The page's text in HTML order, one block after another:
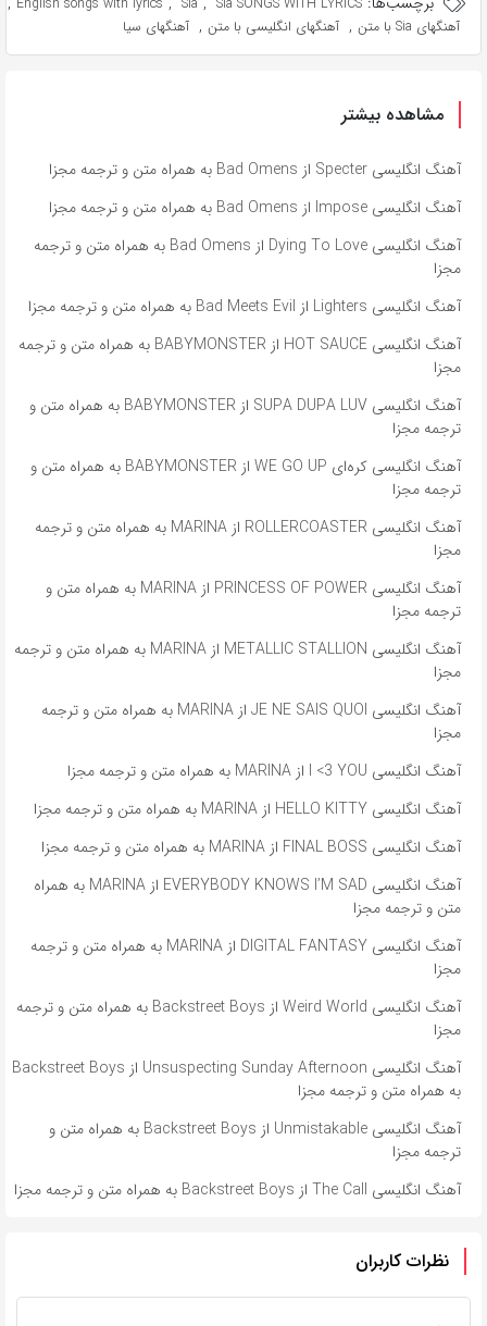
آهنگهای Sia با متن , آهنگهای انگلیسی با متن , آهنگهای سیا
مشاهده بیشتر
آهنگ انگلیسی Specter از Bad Omens به همراه متن و ترجمه مجزا
آهنگ انگلیسی Impose از Bad Omens به همراه متن و ترجمه مجزا
آهنگ انگلیسی Dying To Love از Bad Omens به همراه متن و ترجمه
مجزا
آهنگ انگلیسی Lighters از Bad Meets Evil به همراه متن و ترجمه مجزا
آهنگ انگلیسی HOT SAUCE از BABYMONSTER به همراه متن و ترجمه
مجزا
آهنگ انگلیسی SUPA DUPA LUV از BABYMONSTER به همراه متن و
ترجمه مجزا
آهنگ انگلیسی کره‌ای WE GO UP از BABYMONSTER به همراه متن و
ترجمه مجزا
آهنگ انگلیسی ROLLERCOASTER از MARINA به همراه متن و ترجمه
مجزا
آهنگ انگلیسی PRINCESS OF POWER از MARINA به همراه متن و
ترجمه مجزا
آهنگ انگلیسی METALLIC STALLION از MARINA به همراه متن و ترجمه
مجزا
آهنگ انگلیسی JE NE SAIS QUOI از MARINA به همراه متن و ترجمه
مجزا
آهنگ انگلیسی I <3 YOU از MARINA به همراه متن و ترجمه مجزا
آهنگ انگلیسی HELLO KITTY از MARINA به همراه متن و ترجمه مجزا
آهنگ انگلیسی FINAL BOSS از MARINA به همراه متن و ترجمه مجزا
آهنگ انگلیسی EVERYBODY KNOWS I’M SAD از MARINA به همراه
متن و ترجمه مجزا
آهنگ انگلیسی DIGITAL FANTASY از MARINA به همراه متن و ترجمه
مجزا
آهنگ انگلیسی Weird World از Backstreet Boys به همراه متن و ترجمه
مجزا
آهنگ انگلیسی Unsuspecting Sunday Afternoon از Backstreet Boys
به همراه متن و ترجمه مجزا
آهنگ انگلیسی Unmistakable از Backstreet Boys به همراه متن و
ترجمه مجزا
آهنگ انگلیسی The Call از Backstreet Boys به همراه متن و ترجمه مجزا
نظرات کاربران